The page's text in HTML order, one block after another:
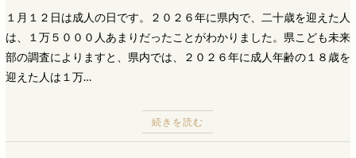
１月１２日は成人の日です。２０２６年に県内で、二十歳を迎えた人
は、１万５０００人あまりだったことがわかりました。県こども未来
部の調査によりますと、県内では、２０２６年に成人年齢の１８歳を
迎えた人は１万…
続きを読む